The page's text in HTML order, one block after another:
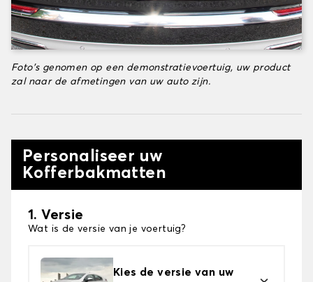
Foto's genomen op een demonstratievoertuig, uw product
zal naar de afmetingen van uw auto zijn.
Personaliseer uw
Kofferbakmatten
1. Versie
Wat is de versie van je voertuig?
Kies de versie van uw